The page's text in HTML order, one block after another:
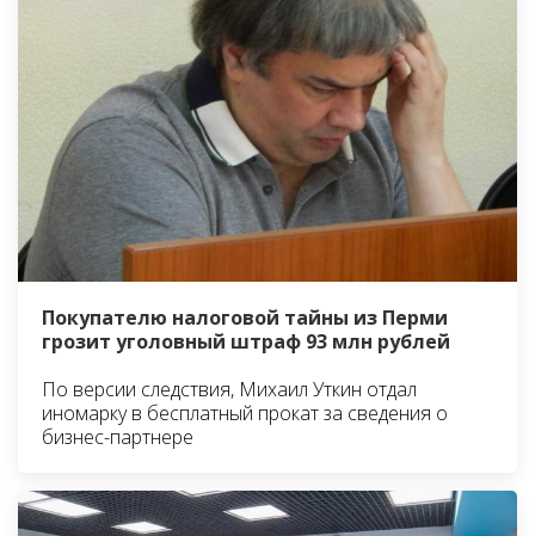
Покупателю налоговой тайны из Перми
грозит уголовный штраф 93 млн рублей
По версии следствия, Михаил Уткин отдал
иномарку в бесплатный прокат за сведения о
бизнес-партнере